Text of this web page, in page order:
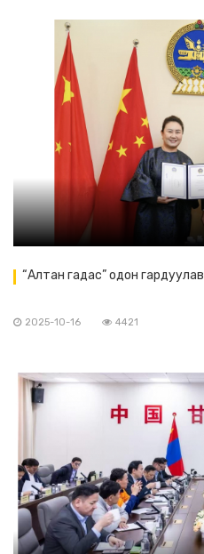
“Алтан гадас” одон гардуулав
2025-10-16 4421